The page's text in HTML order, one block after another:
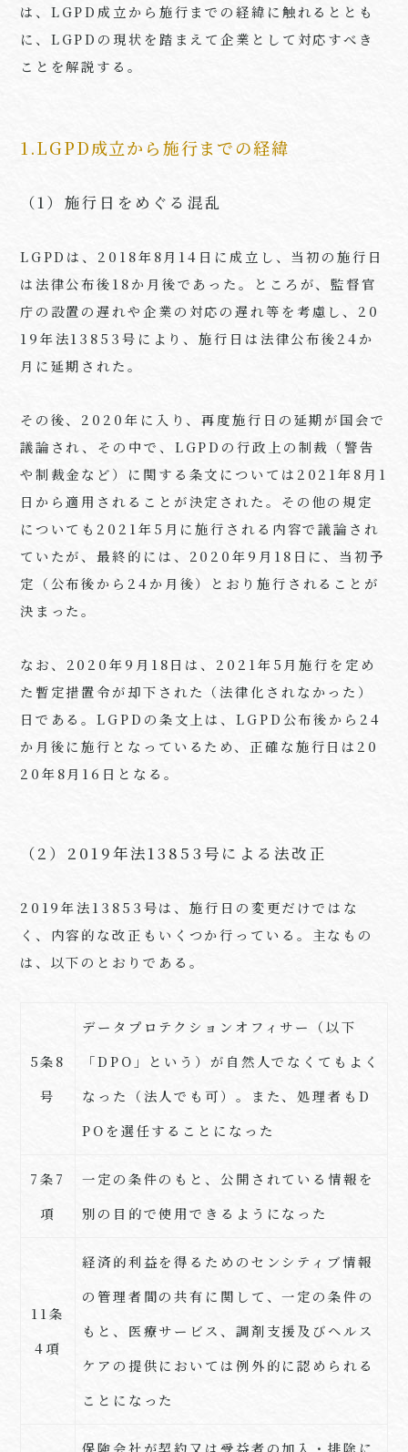
は、 LGPD 成立から施行までの経緯に触れるととも
に、 LGPD の現状を踏まえて企業として対応すべき
ことを解説する。
1.LGPD成立から施行までの経緯
（1）施行日をめぐる混乱
LGPDは、 2018年8月 14 日に成立し、当初の施行日
は法律公布後18か月後であった。ところが、監督官
庁の設置の遅れや企業の対応の遅れ等を考慮し、 20
19年法13853号により、施行日は法律公布後24か
月に延期された。
その後、 2020年に入り、再度施行日の延期が国会で
議論され、その中で、 LGPD の行政上の制裁（警告
や制裁金など）に関する条文については 2021年8 月 1
日から適用されることが決定された。その他の規定
についても 2021 年5 月に施行される内容で議論され
ていたが、最終的には、 2020年9 月 18 日に、当初予
定（公布後から 24か月後）とおり施行されることが
決まった。
なお、 2020年9 月 18日は、 2021 年5 月施行を定め
た暫定措置令が却下された（法律化されなかった）
日である。LGPD の条文上は、LGPD公布後から 24
か月後に施行となっているため、正確な施行日は 20
20年8月 16 日となる。
（2）2019年法13853号による法改正
2019年法13853号は、施行日の変更だけではな
く、内容的な改正もいくつか行っている。主なもの
は、以下のとおりである。
5条8
号
データプロテクションオフィサー（以下
「DPO 」という）が自然人でなくてもよく
なった（法人でも可）。また、処理者も D
PO を選任することになった
7条7
項
一定の条件のもと、公開されている情報を
別の目的で使用できるようになった
11条
4項
経済的利益を得るためのセンシティブ情報
の管理者間の共有に関して、一定の条件の
もと、医療サービス、調剤支援及びヘルス
ケアの提供においては例外的に認められる
ことになった
保険会社が契約又は受益者の加入・排除に